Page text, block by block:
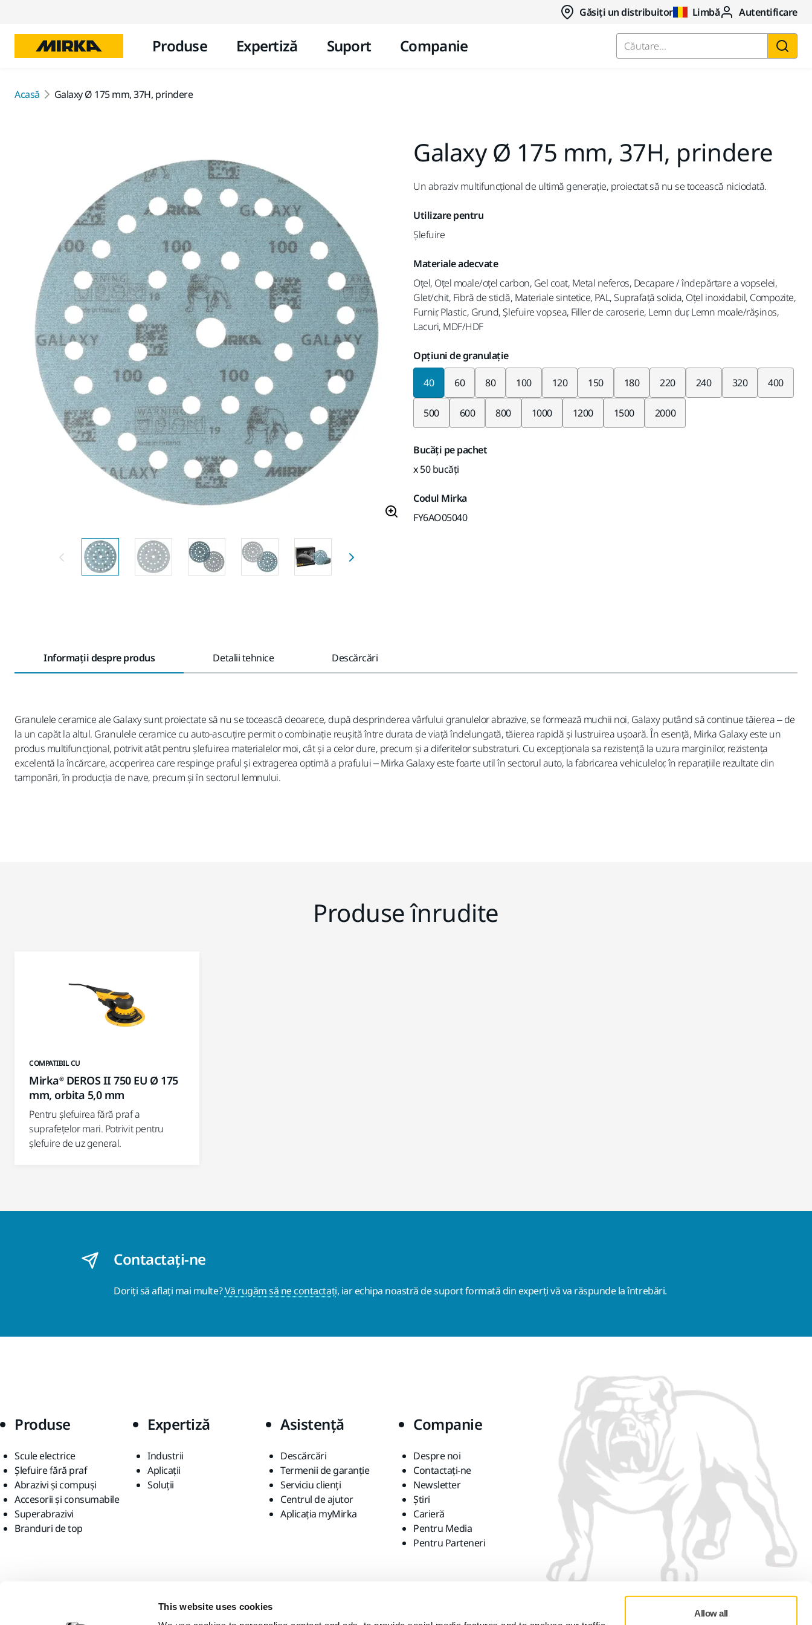
This website uses cookies
Allow all
Găsiți un distribuitor Limbă Autentificare
Produse Expertiză Suport Companie Căutare...
Acasă Galaxy Ø 175 mm, 37H, prindere
Galaxy Ø 175 mm, 37H, prindere
Un abraziv multifuncțional de ultimă generație, proiectat să nu se tocească niciodată.
Utilizare pentru
Șlefuire
Materiale adecvate
Oţel, Oțel moale/oțel carbon, Gel coat, Metal neferos, Decapare / îndepărtare a vopselei,
Glet/chit, Fibră de sticlă, Materiale sintetice, PAL, Suprafață solida, Oţel inoxidabil, Compozite,
Furnir, Plastic, Grund, Șlefuire vopsea, Filler de caroserie, Lemn dur, Lemn moale/rășinos,
Lacuri, MDF/HDF
Opțiuni de granulație
40 60 80 100 120 150 180 220 240 320 400
500 600 800 1000 1200 1500 2000
Bucăți pe pachet
x 50 bucăți
Codul Mirka
FY6AO05040
Informații despre produs Detalii tehnice Descărcări
Granulele ceramice ale Galaxy sunt proiectate să nu se tocească deoarece, după desprinderea vârfului granulelor abrazive, se formează muchii noi, Galaxy putând să continue tăierea – de
la un capăt la altul. Granulele ceramice cu auto-ascuțire permit o combinație reușită între durata de viață îndelungată, tăierea rapidă și lustruirea ușoară. În esență, Mirka Galaxy este un
produs multifuncțional, potrivit atât pentru șlefuirea materialelor moi, cât și a celor dure, precum și a diferitelor substraturi. Cu excepționala sa rezistență la uzura marginilor, rezistența
excelentă la încărcare, acoperirea care respinge praful și extragerea optimă a prafului – Mirka Galaxy este foarte util în sectorul auto, la fabricarea vehiculelor, în reparațiile rezultate din
tamponări, în producția de nave, precum și în sectorul lemnului.
Produse înrudite
COMPATIBIL CU
Mirka® DEROS II 750 EU Ø 175
mm, orbita 5,0 mm
Pentru șlefuirea fără praf a
suprafețelor mari. Potrivit pentru
șlefuire de uz general.
Contactaţi-ne
Doriți să aflați mai multe?Vă rugăm să ne contactați, iar echipa noastră de suport formată din experți vă va răspunde la întrebări.
Produse
Scule electrice
Șlefuire fără praf
Abrazivi și compuși
Accesorii și consumabile
Superabrazivi
Branduri de top
Expertiză
Industrii
Aplicații
Soluții
Asistență
Descărcări
Termenii de garanție
Serviciu clienți
Centrul de ajutor
Aplicația myMirka
Companie
Despre noi
Contactaţi-ne
Newsletter
Știri
Carieră
Pentru Media
Pentru Parteneri